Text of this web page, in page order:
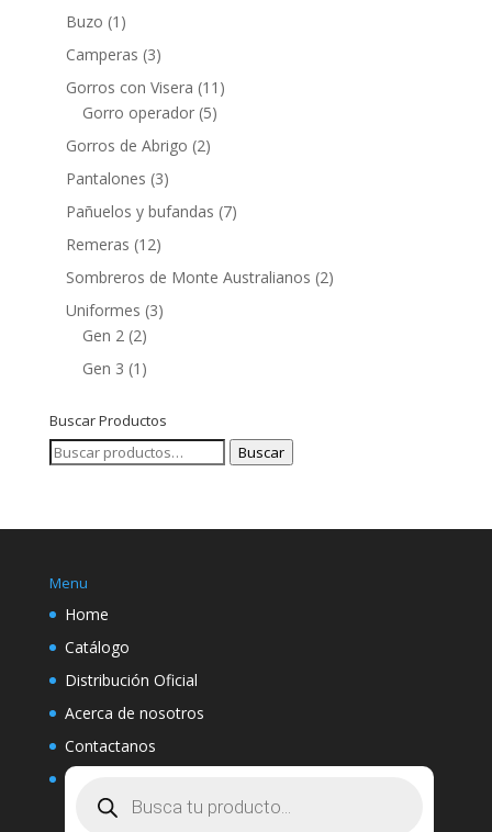
Buzo (1)
Camperas (3)
Gorros con Visera (11)
Gorro operador (5)
Gorros de Abrigo (2)
Pantalones (3)
Pañuelos y bufandas (7)
Remeras (12)
Sombreros de Monte Australianos (2)
Uniformes (3)
Gen 2 (2)
Gen 3 (1)
Buscar Productos
Buscar
Buscar
Menu
Home
Catálogo
Distribución Oficial
Acerca de nosotros
Contactanos